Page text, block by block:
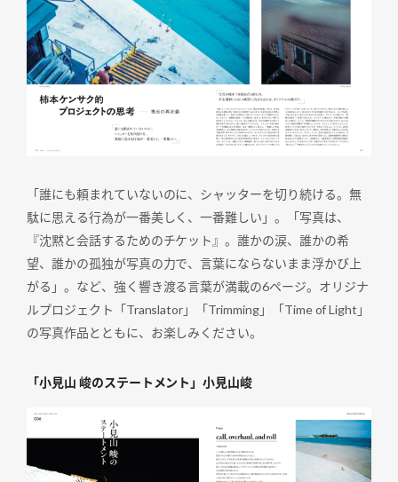
「誰にも頼まれていないのに、シャッターを切り続ける。無
駄に思える行為が一番美しく、一番難しい」。「写真は、
『沈黙と会話するためのチケット』。誰かの涙、誰かの希
望、誰かの孤独が写真の力で、言葉にならないまま浮かび上
がる」。など、強く響き渡る言葉が満載の6ページ。オリジナ
ルプロジェクト「Translator」「Trimming」「Time of Light」
の写真作品とともに、お楽しみください。
「小見山 峻のステートメント」小見山峻